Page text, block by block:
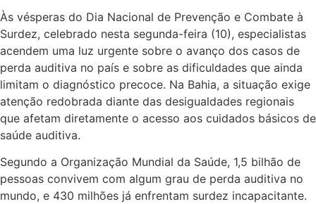
Às vésperas do Dia Nacional de Prevenção e Combate à
Surdez, celebrado nesta segunda-feira (10), especialistas
acendem uma luz urgente sobre o avanço dos casos de
perda auditiva no país e sobre as dificuldades que ainda
limitam o diagnóstico precoce. Na Bahia, a situação exige
atenção redobrada diante das desigualdades regionais
que afetam diretamente o acesso aos cuidados básicos de
saúde auditiva.
Segundo a Organização Mundial da Saúde, 1,5 bilhão de
pessoas convivem com algum grau de perda auditiva no
mundo, e 430 milhões já enfrentam surdez incapacitante.